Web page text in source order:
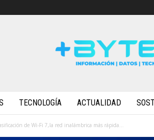
TECNOLOGÍA ACTUALIDAD
de Wi-Fi 7,la red inalámbrica más rápida...